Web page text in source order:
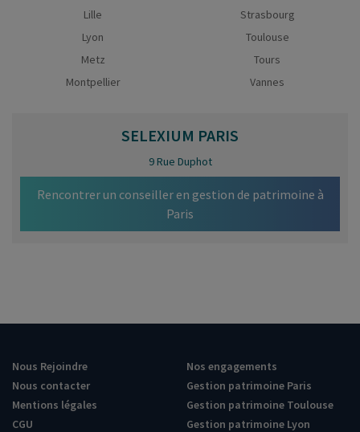
Lille
Lyon
Metz
Montpellier
Strasbourg
Toulouse
Tours
Vannes
SELEXIUM PARIS
9 Rue Duphot
Rencontrer un conseiller en gestion de patrimoine à
Paris
Nous Rejoindre
Nous contacter
Mentions légales
CGU
Nos engagements
Gestion patrimoine Paris
Gestion patrimoine Toulouse
Gestion patrimoine Lyon